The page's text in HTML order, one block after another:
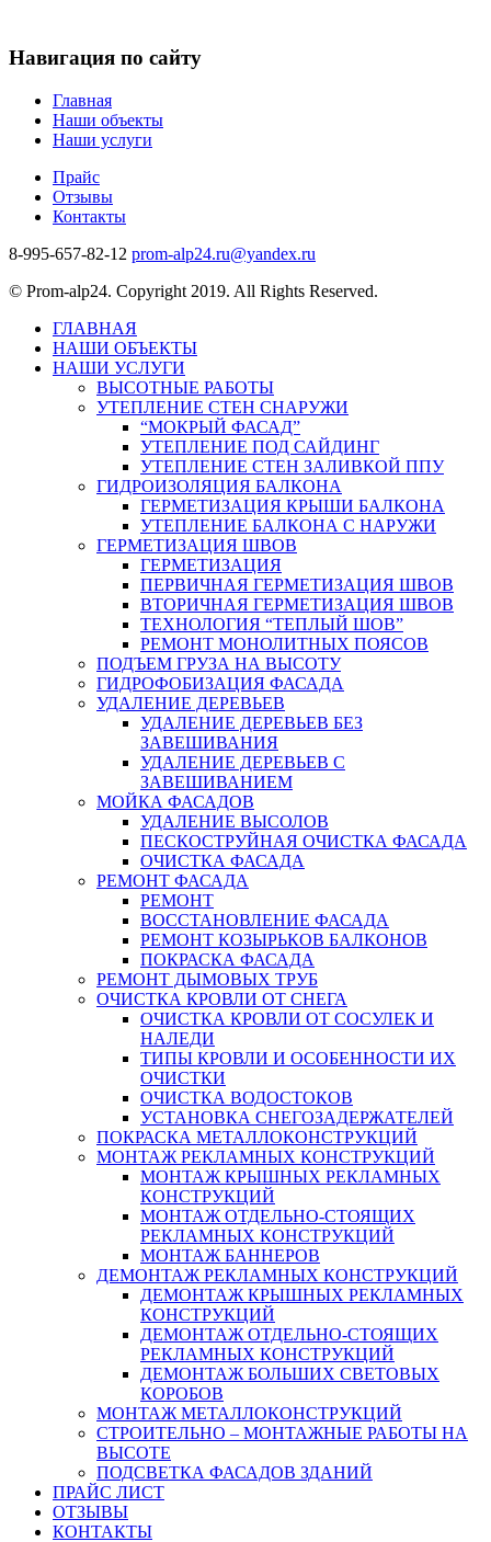
Навигация по сайту
Главная
Наши объекты
Наши услуги
Прайс
Отзывы
Контакты
8-995-657-82-12 prom-alp24.ru@yandex.ru
© Prom-alp24. Copyright 2019. All Rights Reserved.
ГЛАВНАЯ
НАШИ ОБЪЕКТЫ
НАШИ УСЛУГИ
ВЫСОТНЫЕ РАБОТЫ
УТЕПЛЕНИЕ СТЕН СНАРУЖИ
“МОКРЫЙ ФАСАД”
УТЕПЛЕНИЕ ПОД САЙДИНГ
УТЕПЛЕНИЕ СТЕН ЗАЛИВКОЙ ППУ
ГИДРОИЗОЛЯЦИЯ БАЛКОНА
ГЕРМЕТИЗАЦИЯ КРЫШИ БАЛКОНА
УТЕПЛЕНИЕ БАЛКОНА С НАРУЖИ
ГЕРМЕТИЗАЦИЯ ШВОВ
ГЕРМЕТИЗАЦИЯ
ПЕРВИЧНАЯ ГЕРМЕТИЗАЦИЯ ШВОВ
ВТОРИЧНАЯ ГЕРМЕТИЗАЦИЯ ШВОВ
ТЕХНОЛОГИЯ “ТЕПЛЫЙ ШОВ”
РЕМОНТ МОНОЛИТНЫХ ПОЯСОВ
ПОДЪЕМ ГРУЗА НА ВЫСОТУ
ГИДРОФОБИЗАЦИЯ ФАСАДА
УДАЛЕНИЕ ДЕРЕВЬЕВ
УДАЛЕНИЕ ДЕРЕВЬЕВ БЕЗ
ЗАВЕШИВАНИЯ
УДАЛЕНИЕ ДЕРЕВЬЕВ С
ЗАВЕШИВАНИЕМ
МОЙКА ФАСАДОВ
УДАЛЕНИЕ ВЫСОЛОВ
ПЕСКОСТРУЙНАЯ ОЧИСТКА ФАСАДА
ОЧИСТКА ФАСАДА
РЕМОНТ ФАСАДА
РЕМОНТ
ВОССТАНОВЛЕНИЕ ФАСАДА
РЕМОНТ КОЗЫРЬКОВ БАЛКОНОВ
ПОКРАСКА ФАСАДА
РЕМОНТ ДЫМОВЫХ ТРУБ
ОЧИСТКА КРОВЛИ ОТ СНЕГА
ОЧИСТКА КРОВЛИ ОТ СОСУЛЕК И
НАЛЕДИ
ТИПЫ КРОВЛИ И ОСОБЕННОСТИ ИХ
ОЧИСТКИ
ОЧИСТКА ВОДОСТОКОВ
УСТАНОВКА СНЕГОЗАДЕРЖАТЕЛЕЙ
ПОКРАСКА МЕТАЛЛОКОНСТРУКЦИЙ
МОНТАЖ РЕКЛАМНЫХ КОНСТРУКЦИЙ
МОНТАЖ КРЫШНЫХ РЕКЛАМНЫХ
КОНСТРУКЦИЙ
МОНТАЖ ОТДЕЛЬНО-СТОЯЩИХ
РЕКЛАМНЫХ КОНСТРУКЦИЙ
МОНТАЖ БАННЕРОВ
ДЕМОНТАЖ РЕКЛАМНЫХ КОНСТРУКЦИЙ
ДЕМОНТАЖ КРЫШНЫХ РЕКЛАМНЫХ
КОНСТРУКЦИЙ
ДЕМОНТАЖ ОТДЕЛЬНО-СТОЯЩИХ
РЕКЛАМНЫХ КОНСТРУКЦИЙ
ДЕМОНТАЖ БОЛЬШИХ СВЕТОВЫХ
КОРОБОВ
МОНТАЖ МЕТАЛЛОКОНСТРУКЦИЙ
СТРОИТЕЛЬНО – МОНТАЖНЫЕ РАБОТЫ НА
ВЫСОТЕ
ПОДСВЕТКА ФАСАДОВ ЗДАНИЙ
ПРАЙС ЛИСТ
ОТЗЫВЫ
КОНТАКТЫ